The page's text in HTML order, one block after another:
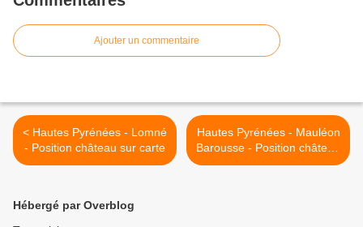
Ajouter un commentaire
< Hautes Pyrénées - Lomné
- Position château sur carte
Hautes Pyrénées - Mauléon
Barousse - Position château
sur carte >
Hébergé par Overblog